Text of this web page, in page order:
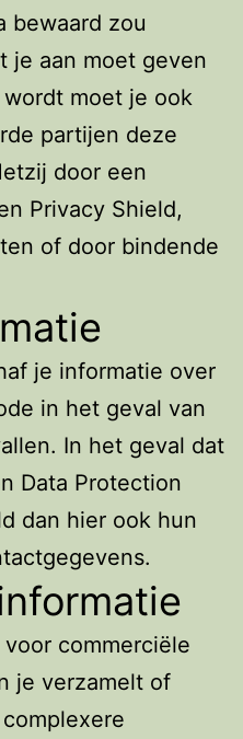
bewaard zou
je aan moet geven
moet je ook
partijen deze
door een
Privacy Shield,
of door bindende
je informatie over
in het geval van
In het geval dat
Data Protection
dan hier ook hun
commerciële
je verzamelt of